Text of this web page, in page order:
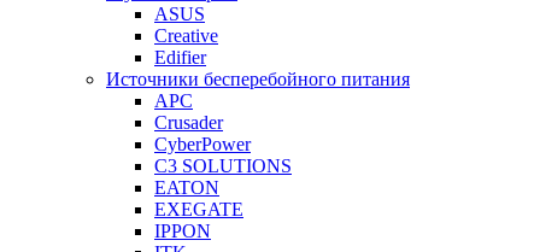
ASUS
Creative
Edifier
Источники бесперебойного питания
APC
Crusader
CyberPower
C3 SOLUTIONS
EATON
EXEGATE
IPPON